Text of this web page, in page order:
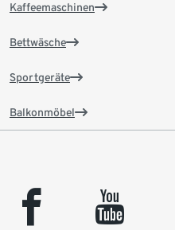
Kaffeemaschinen
Bettwäsche
Sportgeräte
Balkonmöbel
facebook youtube